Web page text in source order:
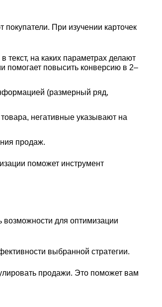
При изучении карточек
на каких параметрах делают
помогает повысить конверсию в 2–
(размерный ряд,
негативные указывают на
продаж.
поможет инструмент
возможности для оптимизации
выбранной стратегии.
продажи. Это поможет вам